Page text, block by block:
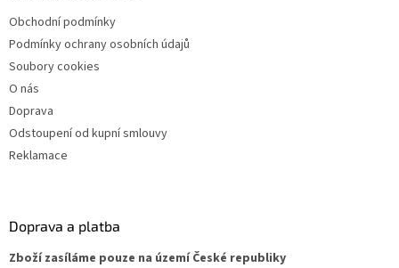
Obchodní podmínky
Podmínky ochrany osobních údajů
Soubory cookies
O nás
Doprava
Odstoupení od kupní smlouvy
Reklamace
Doprava a platba
Zboží zasíláme pouze na území České republiky